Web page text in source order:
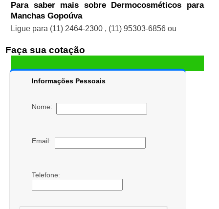
Para saber mais sobre Dermocosméticos para
Manchas Gopoúva
Ligue para (11) 2464-2300 , (11) 95303-6856 ou
Faça sua cotação
Informações Pessoais
Nome:
Email:
Telefone: